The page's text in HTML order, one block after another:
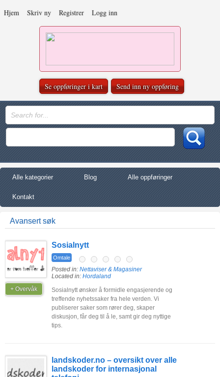
Hjem Skriv ny Registrer Logg inn
Se oppføringer i kart Send inn ny oppføring
Alle kategorier Blog Alle oppføringer
Kontakt
Avansert søk
+ Overvåk
Sosialnytt
Omtale
Posted in: Nettaviser & Magasiner
Located in: Hordaland
Sosialnytt ønsker å formidle engasjerende og
treffende nyhetssaker fra hele verden. Vi
publiserer saker som rører deg, skaper
diskusjon, får deg til å le, samt gir deg nyttige
tips.
landskoder.no – oversikt over alle
landskoder for internasjonal